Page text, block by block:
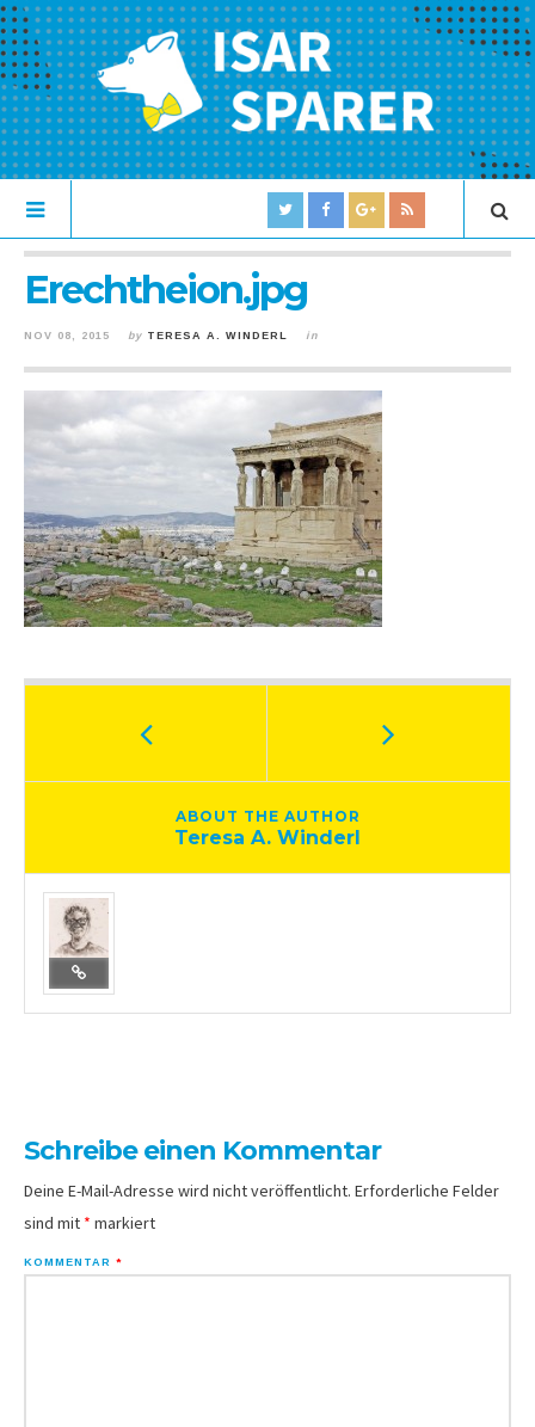
Erechtheion.jpg
NOV 08, 2015 by TERESA A. WINDERL in
ABOUT THE AUTHOR
Teresa A. Winderl
Schreibe einen Kommentar
Deine E-Mail-Adresse wird nicht veröffentlicht. Erforderliche Felder
sind mit * markiert
KOMMENTAR *